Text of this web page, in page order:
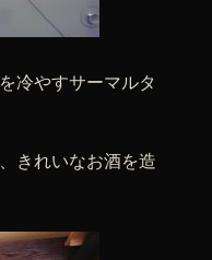
冷やすサーマルタ
きれいなお酒を造